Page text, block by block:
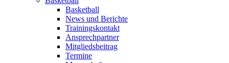
Basketball
News und Berichte
Trainingskontakt
Ansprechpartner
Mitgliedsbeitrag
Termine